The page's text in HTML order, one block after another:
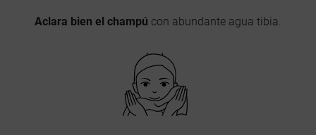
Aclara bien el champú con abundante agua tibia.